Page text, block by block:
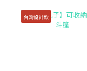
台灣設計款